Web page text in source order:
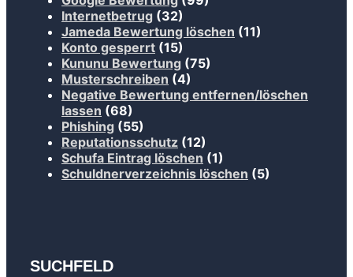
Internetbetrug (32)
Jameda Bewertung löschen (11)
Konto gesperrt (15)
Kununu Bewertung (75)
Musterschreiben (4)
Negative Bewertung entfernen/löschen
lassen (68)
Phishing (55)
Reputationsschutz (12)
Schufa Eintrag löschen (1)
Schuldnerverzeichnis löschen (5)
SUCHFELD